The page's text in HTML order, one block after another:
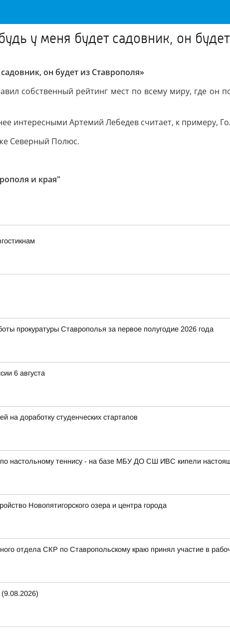
у меня будет садовник, он
он будет из Ставрополя»
собственный рейтинг мест по всему миру, где он
интересными Артемий Лебедев считает, к примеру,
Северный Полюс.
и края"
прокуратуры Ставрополья за первое полугодие 2026 года
6 августа
доработку студенческих стартапов
по настольному теннису - на базе МБУ ДО СШ ИВС кипели
Новопятигорского озера и центра города
отдела СКР по Ставропольскому краю принял участие в